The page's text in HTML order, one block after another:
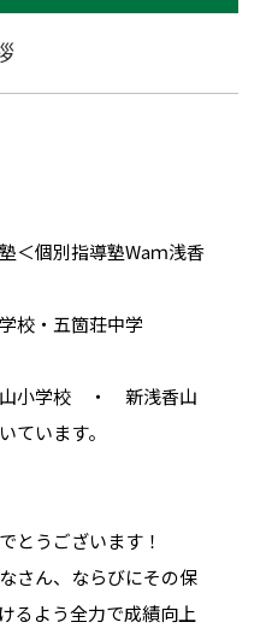
＜個別指導塾Waｍ浅香
校・五箇荘中学
小学校 ・ 新浅香山
います。
とうございます！
さん、ならびにその保
るよう全力で成績向上